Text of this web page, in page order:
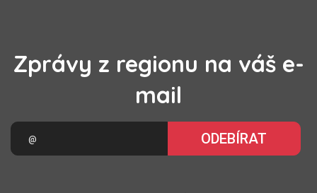
Zprávy z regionu na váš e-
mail
ODEBÍRAT